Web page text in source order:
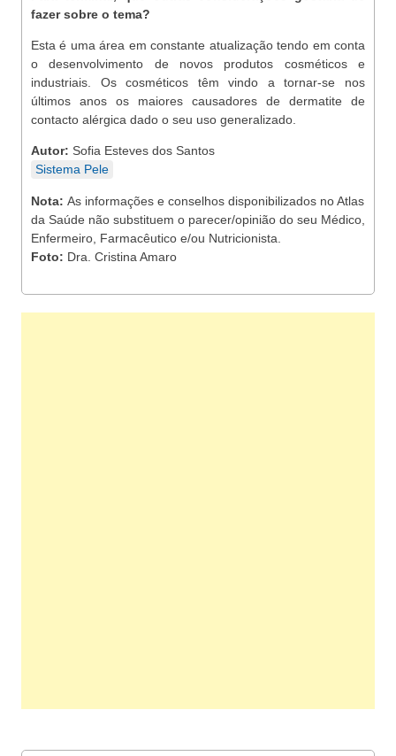
fazer sobre o tema?
Esta é uma área em constante atualização tendo em conta
o desenvolvimento de novos produtos cosméticos e
industriais. Os cosméticos têm vindo a tornar-se nos
últimos anos os maiores causadores de dermatite de
contacto alérgica dado o seu uso generalizado.
Autor: Sofia Esteves dos Santos
Sistema Pele
Nota: As informações e conselhos disponibilizados no Atlas
da Saúde não substituem o parecer/opinião do seu Médico,
Enfermeiro, Farmacêutico e/ou Nutricionista.
Foto: Dra. Cristina Amaro